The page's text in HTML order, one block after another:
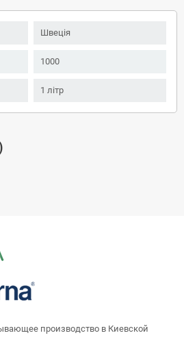
Швеція
1000
1 літр
производство в Киевской